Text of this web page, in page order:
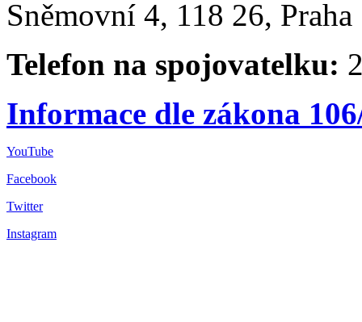
Sněmovní 4, 118 26,
Telefon na spojovatelku:
Informace dle zákona
YouTube
Facebook
Twitter
Instagram